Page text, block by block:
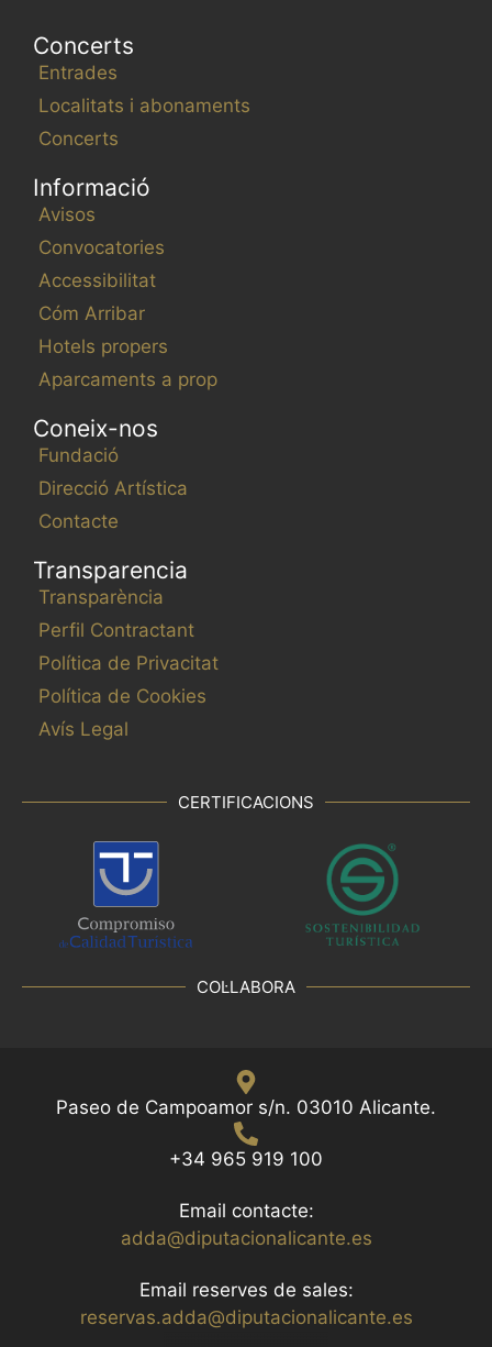
Concerts
Entrades
Localitats i abonaments
Concerts
Informació
Avisos
Convocatories
Accessibilitat
Cóm Arribar
Hotels propers
Aparcaments a prop
Coneix-nos
Fundació
Direcció Artística
Contacte
Transparencia
Transparència
Perfil Contractant
Política de Privacitat
Política de Cookies
Avís Legal
CERTIFICACIONS
COL·LABORA
Paseo de Campoamor s/n. 03010 Alicante.
+34 965 919 100
Email contacte:
adda@diputacionalicante.es
Email reserves de sales:
reservas.adda@diputacionalicante.es